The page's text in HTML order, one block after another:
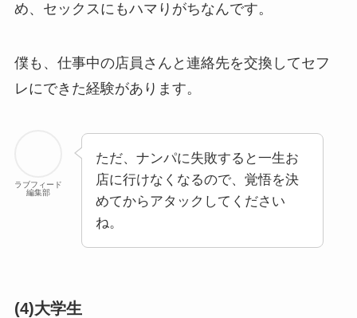
め、セックスにもハマりがちなんです。
僕も、仕事中の店員さんと連絡先を交換してセフ
レにできた経験があります。
ラブフィード
編集部
ただ、ナンパに失敗すると一生お
店に行けなくなるので、覚悟を決
めてからアタックしてください
ね。
(4)大学生